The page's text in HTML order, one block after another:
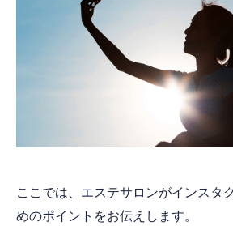
ここでは、エステサロンがインスタ
めのポイントをお伝えします。